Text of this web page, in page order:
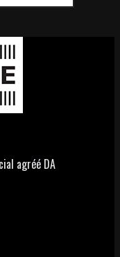
agréé DA